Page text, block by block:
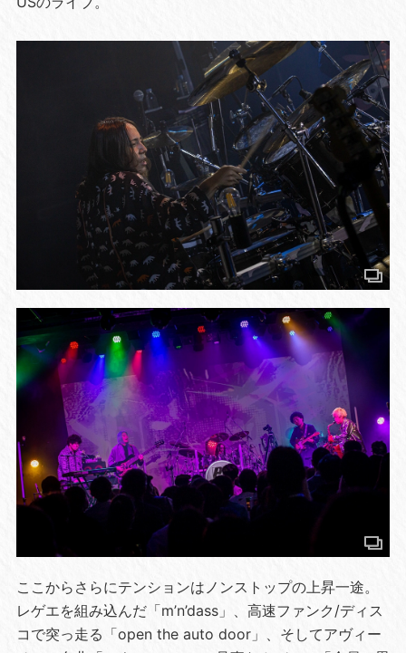
ここからさらにテンションはノンストップの上昇一途。
レゲエを組み込んだ「m’n’dass」、高速ファンク/ディス
コで突っ走る「open the auto door」、そしてアヴィー